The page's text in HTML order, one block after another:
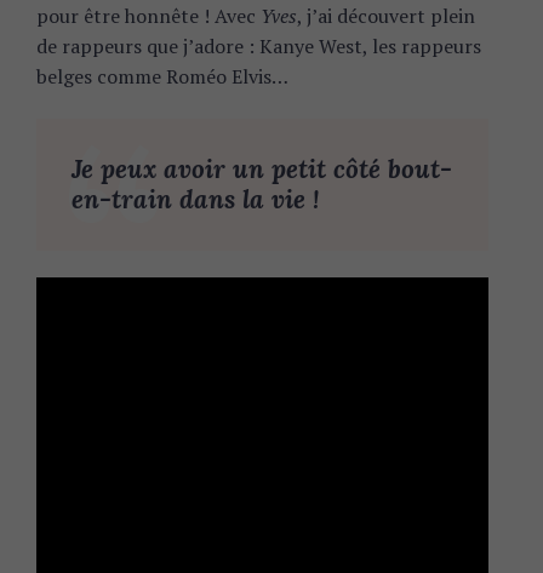
pour être honnête ! Avec Yves, j’ai découvert plein
de rappeurs que j’adore : Kanye West, les rappeurs
belges comme Roméo Elvis…
Je peux avoir un petit côté bout-
en-train dans la vie !
a